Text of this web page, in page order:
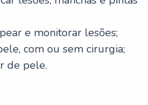
e monitorar lesões;
com ou sem cirurgia;
de pele.